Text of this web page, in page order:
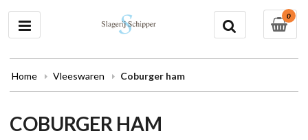
0
Home Vleeswaren Coburger ham
COBURGER HAM